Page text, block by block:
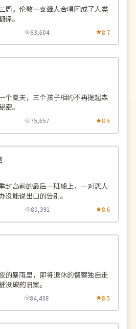
周，伦敦一支聋人合唱团成了人类
译。
63,604 8.7
个夏天，三个孩子相约不再提起森
。
75,657 8.5
封岛前的最后一班船上，一对恋人
没能说出口的告别。
80,391 8.6
的暴雨里，即将退休的督察独自走
没破的旧案。
84,438 8.5